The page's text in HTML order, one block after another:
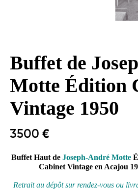
Buffet de
Motte Édition
Vintage 1950
3500 €
Buffet Haut de Joseph-André Motte
Cabinet Vintage en Acajou
Retrait au dépôtsur rendez-vous ou